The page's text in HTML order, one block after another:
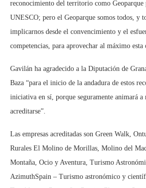
reconocimiento del territorio como Geoparque
UNESCO; pero el Geoparque somos todos, y
implicarnos desde el convencimiento y el
competencias, para aprovechar al máximo esta
Gavilán ha agradecido a la Diputación de
Baza “para el inicio de la andadura de estos
iniciativa en sí, porque seguramente animará a
acreditarse”.
Las empresas acreditadas son Green Walk,
Rurales El Molino de Morillas, Molino del
Montaña, Ocio y Aventura, Turismo
AzimuthSpain – Turismo astronómico y